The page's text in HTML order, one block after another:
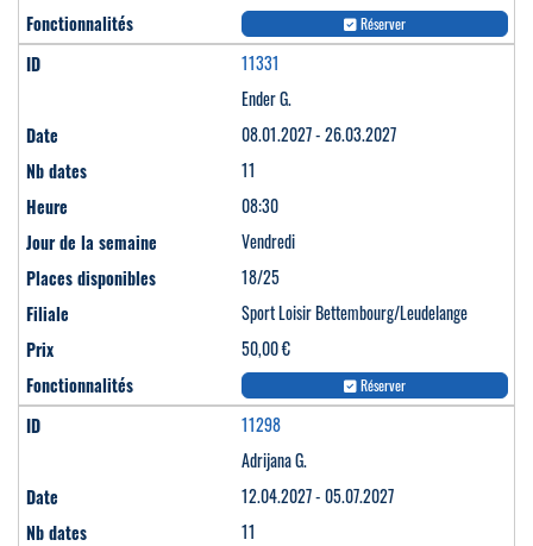
Réserver
11331
Ender G.
08.01.2027 - 26.03.2027
11
08:30
Vendredi
18/25
Sport Loisir Bettembourg/Leudelange
50,00 €
Réserver
11298
Adrijana G.
12.04.2027 - 05.07.2027
11